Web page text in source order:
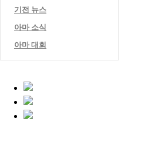
기전 뉴스
아마 소식
아마 대회